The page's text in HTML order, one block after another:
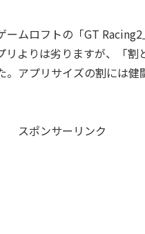
ームロフトの「GT
リよりは劣りますが、「割
。アプリサイズの割には健
スポンサーリンク